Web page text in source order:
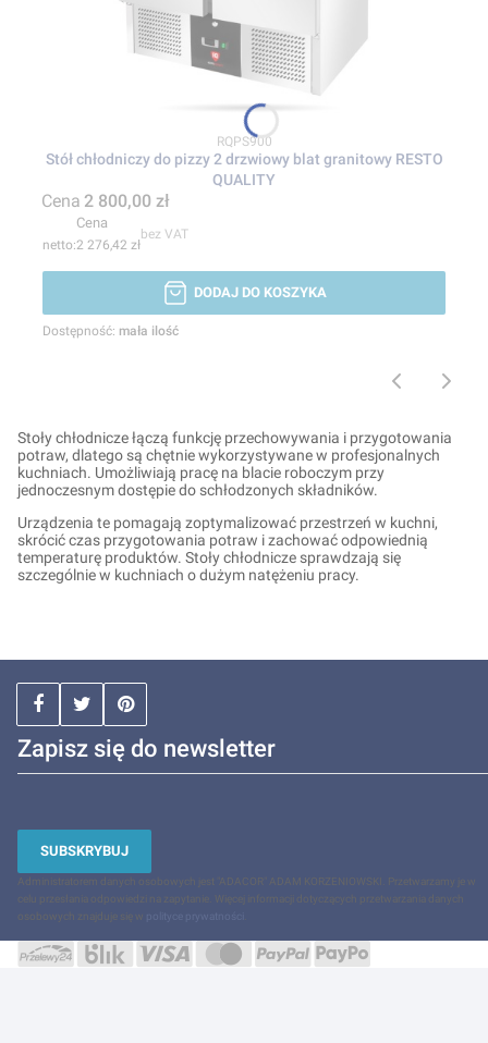
Kod produktu
RQPS900
Stół chłodniczy do pizzy 2 drzwiowy blat granitowy RESTO
QUALITY
Cena 2 800,00 zł
Cena
2 276,42 zł
bez VAT
DODAJ DO KOSZYKA
Dostępność: mała ilość
Stoły chłodnicze łączą funkcję przechowywania i przygotowania
potraw, dlatego są chętnie wykorzystywane w profesjonalnych
kuchniach. Umożliwiają pracę na blacie roboczym przy
jednoczesnym dostępie do schłodzonych składników.
Urządzenia te pomagają zoptymalizować przestrzeń w kuchni,
skrócić czas przygotowania potraw i zachować odpowiednią
temperaturę produktów. Stoły chłodnicze sprawdzają się
szczególnie w kuchniach o dużym natężeniu pracy.
Zapisz się do newsletter
SUBSKRYBUJ
Administratorem danych osobowych jest "ADACOR" ADAM KORZENIOWSKI. Przetwarzamy je w
celu przesłania odpowiedzi na zapytanie. Więcej informacji dotyczących przetwarzania danych
osobowych znajduje się w